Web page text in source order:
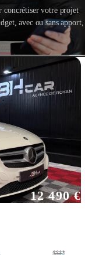
concrétiser votre projet
avec ou sans apport,
12 490 €